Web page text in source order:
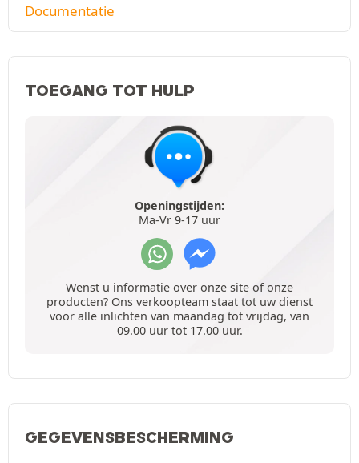
Documentatie
TOEGANG TOT HULP
Openingstijden:
Ma-Vr 9-17 uur
Wenst u informatie over onze site of onze
producten? Ons verkoopteam staat tot uw dienst
voor alle inlichten van maandag tot vrijdag, van
09.00 uur tot 17.00 uur.
GEGEVENSBESCHERMING